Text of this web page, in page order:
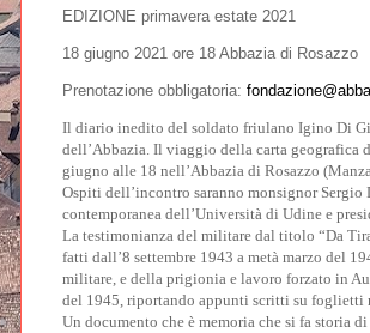
EDIZIONE primavera estate 2021
18 giugno 2021 ore 18 Abbazia di Rosazzo
Prenotazione obbligatoria:
Il diario inedito del soldato friulano Igino Di
dell’Abbazia. Il viaggio della carta geografica
giugno alle 18 nell’Abbazia di Rosazzo
Ospiti dell’incontro saranno monsignor
contemporanea dell’Università di Udine e
La testimonianza del militare dal titolo “Da
fatti dall’8 settembre 1943 a metà marzo del
militare, e della prigionia e lavoro forzato in
del 1945, riportando appunti scritti su foglietti
Un documento che è memoria che si fa storia